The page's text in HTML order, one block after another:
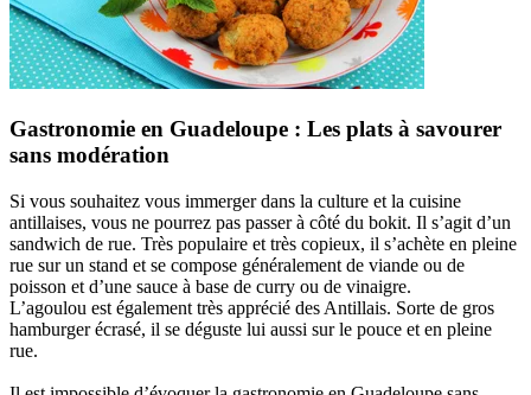
Gastronomie en Guadeloupe : Les plats à savourer
sans modération
Si vous souhaitez vous immerger dans la culture et la cuisine
antillaises, vous ne pourrez pas passer à côté du bokit. Il s’agit d’un
sandwich de rue. Très populaire et très copieux, il s’achète en pleine
rue sur un stand et se compose généralement de viande ou de
poisson et d’une sauce à base de curry ou de vinaigre.
L’agoulou est également très apprécié des Antillais. Sorte de gros
hamburger écrasé, il se déguste lui aussi sur le pouce et en pleine
rue.